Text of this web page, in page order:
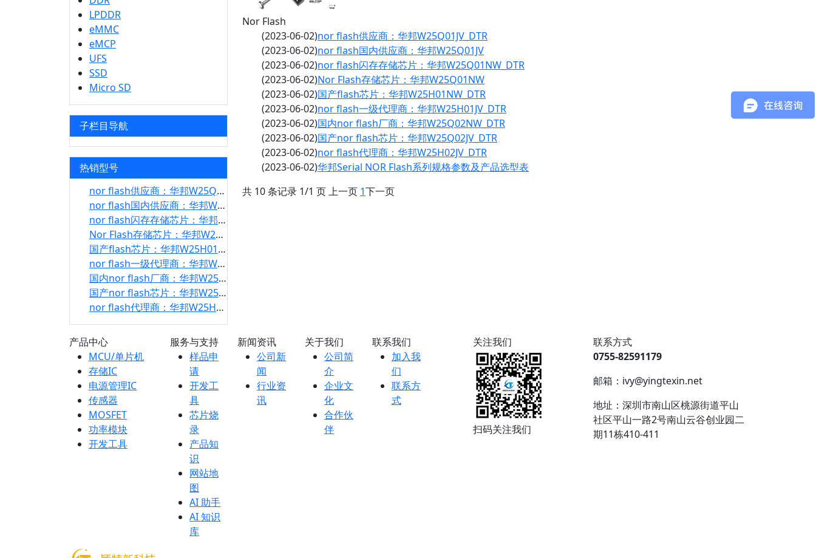
LPDDR
eMMC
eMCP
UFS
SSD
Micro SD
子栏目导航
热销型号
nor flash供应商：华邦W25Q01JV_DTR
nor flash国内供应商：华邦W25Q01JV
nor flash闪存存储芯片：华邦W25Q01NW_DTR
Nor Flash存储芯片：华邦W25Q01NW
国产flash芯片：华邦W25H01NW_DTR
nor flash一级代理商：华邦W25H01JV_DTR
国内nor flash厂商：华邦W25Q02NW_DTR
国产nor flash芯片：华邦W25Q02JV_DTR
nor flash代理商：华邦W25H02JV_DTR
Nor Flash
(2023-06-02)nor flash供应商：华邦W25Q01JV_DTR
(2023-06-02)nor flash国内供应商：华邦W25Q01JV
(2023-06-02)nor flash闪存存储芯片：华邦W25Q01NW_DTR
(2023-06-02)Nor Flash存储芯片：华邦W25Q01NW
(2023-06-02)国产flash芯片：华邦W25H01NW_DTR
(2023-06-02)nor flash一级代理商：华邦W25H01JV_DTR
(2023-06-02)国内nor flash厂商：华邦W25Q02NW_DTR
(2023-06-02)国产nor flash芯片：华邦W25Q02JV_DTR
(2023-06-02)nor flash代理商：华邦W25H02JV_DTR
(2023-06-02)华邦Serial NOR Flash系列规格参数及产品选型表
共 10 条记录 1/1 页 上一页 1下一页
产品中心
MCU/单片机
存储IC
电源管理IC
传感器
MOSFET
功率模块
开发工具
服务与支持
样品申
请
开发工
具
芯片烧
录
产品知
识
网站地
图
AI 助手
AI 知识
库
新闻资讯
公司新
闻
行业资
讯
关于我们
公司简
介
企业文
化
合作伙
伴
联系我们
加入我
们
联系方
式
关注我们
扫码关注我们
联系方式
0755-82591179
邮箱：ivy@yingtexin.net
地址：深圳市南山区桃源街道平山
社区平山一路2号南山云谷创业园二
期11栋410-411